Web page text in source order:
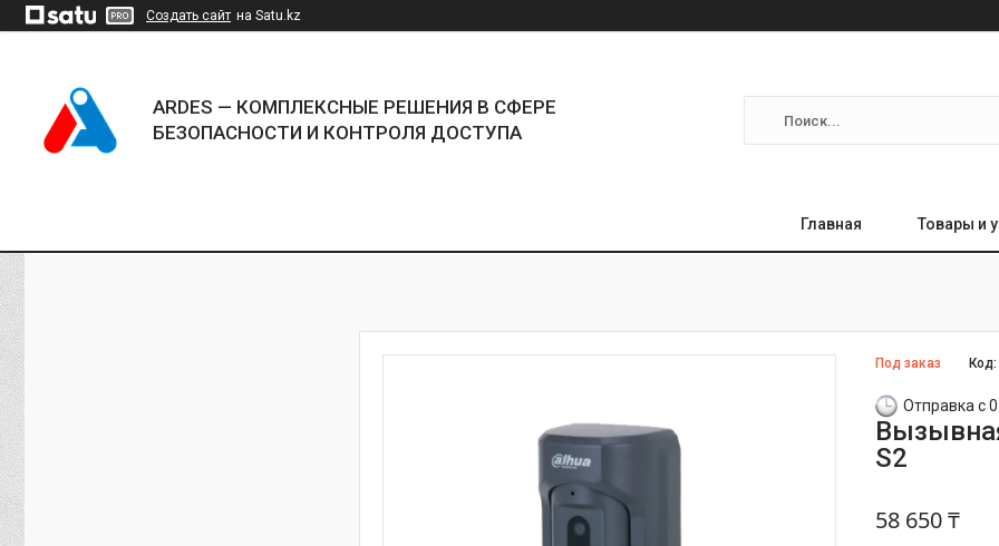
Создать сайт на Satu.kz
ARDES — КОМПЛЕКСНЫЕ РЕШЕНИЯ В СФЕРЕ
БЕЗОПАСНОСТИ И КОНТРОЛЯ ДОСТУПА
Главная Товары и
Под заказ
Отправка с
S2
58 650 ₸